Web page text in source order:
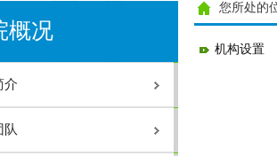
概况
介
队
况
民医院章程
民医院手术目录（2025
许可证
班子
机构设置
您所处的